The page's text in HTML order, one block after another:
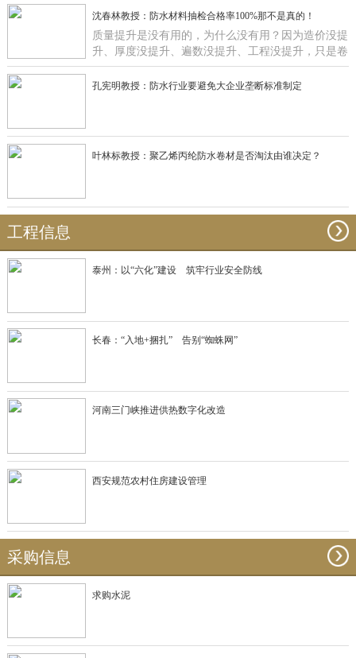
沈春林教授：防水材料抽检合格率100%那不是真的！
质量提升是没有用的，为什么没有用？因为造价没提
升、厚度没提升、遍数没提升、工程没提升，只是卷
材在那里提升有什么用啊？
孔宪明教授：防水行业要避免大企业垄断标准制定
叶林标教授：聚乙烯丙纶防水卷材是否淘汰由谁决定？
工程信息
泰州：以“六化”建设 筑牢行业安全防线
长春：“入地+捆扎” 告别“蜘蛛网”
河南三门峡推进供热数字化改造
西安规范农村住房建设管理
采购信息
求购水泥